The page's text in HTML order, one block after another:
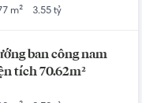
m² 3.55 tỷ
ban công nam
tích 70.62m²